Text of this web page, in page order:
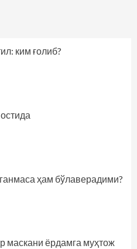
ким ғолиб?
ҳам бўлаверадими?
маскани ёрдамга муҳтож